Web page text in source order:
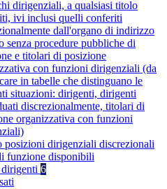
dirigenziali, a qualsiasi titolo
ivi inclusi quelli conferiti
dall'organo di indirizzo
senza procedure pubbliche di
e titolari di posizione
con funzioni dirigenziali (da
in tabelle che distinguano le
situazioni: dirigenti, dirigenti
discrezionalmente, titolari di
organizzativa con funzioni
posizioni dirigenziali discrezionali
funzione disponibili
6